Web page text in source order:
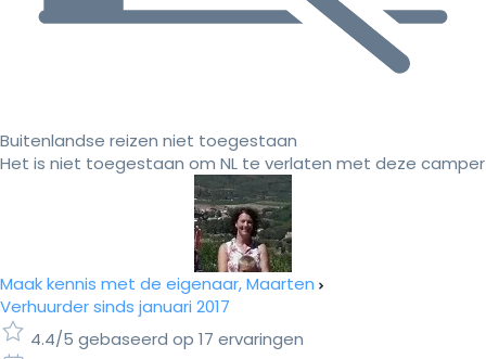
Buitenlandse reizen niet toegestaan
Het is niet toegestaan om NL te verlaten met deze camper
Maak kennis met de eigenaar, Maarten
Verhuurder sinds januari 2017
4.4/5 gebaseerd op 17 ervaringen